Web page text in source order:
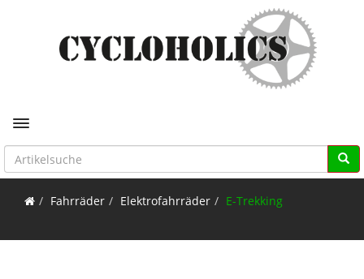
Toggle navigation
Fahrräder Elektrofahrräder E-Trekking